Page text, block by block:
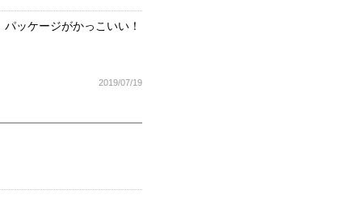
ッケージがかっこいい！
2019/07/19